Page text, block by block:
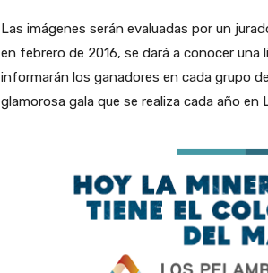
Las imágenes serán evaluadas por un
en febrero de 2016, se dará a conocer
informarán los ganadores en cada grupo
glamorosa gala que se realiza cada año en